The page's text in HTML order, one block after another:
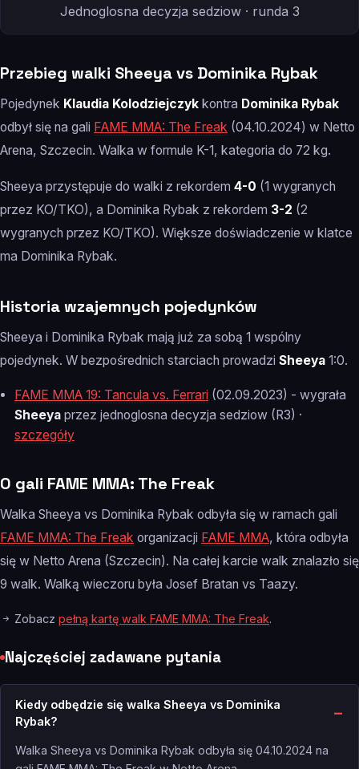
Jednoglosna decyzja sedziow · runda 3
Przebieg walki Sheeya vs Dominika Rybak
Pojedynek Klaudia Kolodziejczyk kontra Dominika Rybak
odbył się na gali FAME MMA: The Freak (04.10.2024) w Netto
Arena, Szczecin. Walka w formule K-1, kategoria do 72 kg.
Sheeya przystępuje do walki z rekordem 4-0 (1 wygranych
przez KO/TKO), a Dominika Rybak z rekordem 3-2 (2
wygranych przez KO/TKO). Większe doświadczenie w klatce
ma Dominika Rybak.
Historia wzajemnych pojedynków
Sheeya i Dominika Rybak mają już za sobą 1 wspólny
pojedynek. W bezpośrednich starciach prowadzi Sheeya 1:0.
FAME MMA 19: Tancula vs. Ferrari (02.09.2023) - wygrała
Sheeya przez jednoglosna decyzja sedziow (R3) ·
szczegóły
O gali FAME MMA: The Freak
Walka Sheeya vs Dominika Rybak odbyła się w ramach gali
FAME MMA: The Freak organizacji FAME MMA, która odbyła
się w Netto Arena (Szczecin). Na całej karcie walk znalazło się
9 walk. Walką wieczoru była Josef Bratan vs Taazy.
Zobacz pełną kartę walk FAME MMA: The Freak.
Najczęściej zadawane pytania
Kiedy odbędzie się walka Sheeya vs Dominika
Rybak?
Walka Sheeya vs Dominika Rybak odbyła się 04.10.2024 na